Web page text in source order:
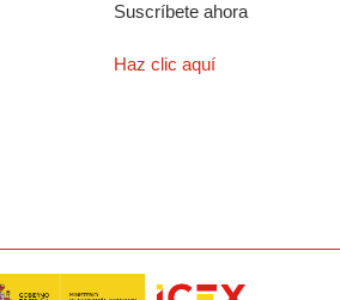
Suscríbete ahora
Haz clic aquí